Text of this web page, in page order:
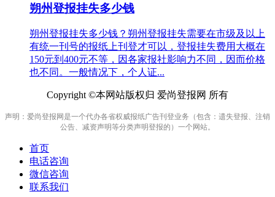
朔州登报挂失多少钱
朔州登报挂失多少钱？朔州登报挂失需要在市级及以上
有统一刊号的报纸上刊登才可以，登报挂失费用大概在
150元到400元不等，因各家报社影响力不同，因而价格
也不同。一般情况下，个人证...
Copyright ©本网站版权归 爱尚登报网 所有
声明：爱尚登报网是一个代办各省权威报纸广告刊登业务（包含：遗失登报、注销
公告、减资声明等分类声明登报的）一个网站。
首页
电话咨询
微信咨询
联系我们